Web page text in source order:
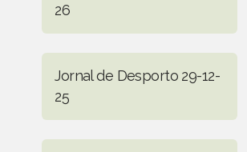
26
Jornal de Desporto 29-12-
25